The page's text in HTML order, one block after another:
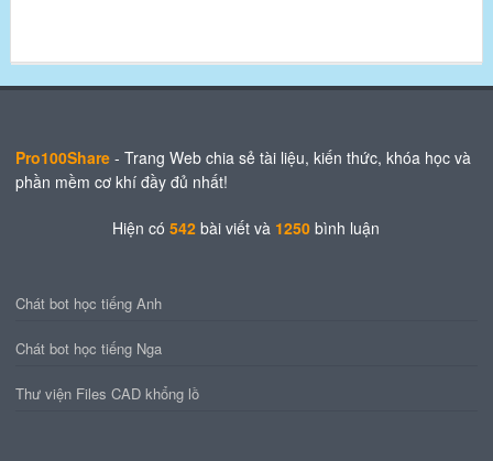
Pro100Share- Trang Web chia sẻ tài liệu, kiến thức, khóa học và
phần mềm cơ khí đầy đủ nhất!
Hiện có 542 bài viết và 1250bình luận
Chát bot học tiếng Anh
Chát bot học tiếng Nga
Thư viện Files CAD khổng lồ